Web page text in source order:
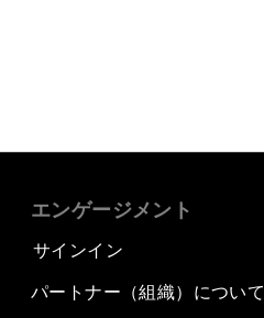
エンゲージメント
サインイン
パートナー（組織）について